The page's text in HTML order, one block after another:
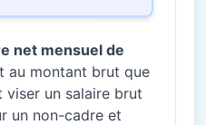
net mensuel de
au montant brut que
un salaire brut
un non-cadre et